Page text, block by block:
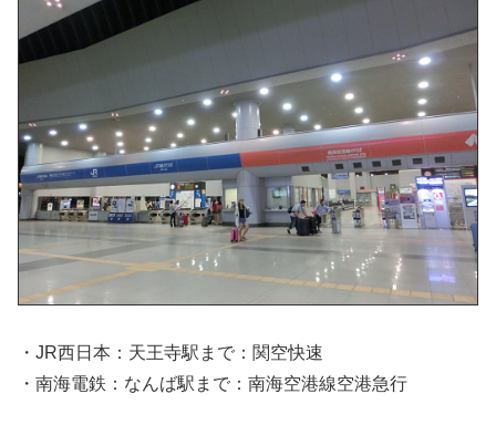
・JR西日本：天王寺駅まで：関空快速
・南海電鉄：なんば駅まで：南海空港線空港急行